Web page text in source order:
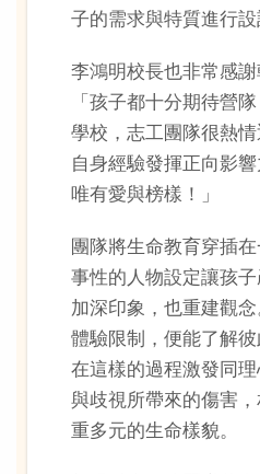
子的需求與特質進行設
李鴻明校長也非常感謝
「孩子都十分期待營
學校，志工團隊很熱
自身經驗發揮正向影
唯有愛與榜樣！」
團隊將生命教育穿插
事性的人物設定讓孩
加深印象，也重建觀
體驗限制，便能了解
在這樣的過程激發同
與歧視所帶來的傷害
重多元的生命樣貌。